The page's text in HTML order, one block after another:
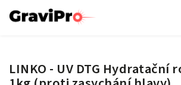
LINKO - UV DTG Hydratační